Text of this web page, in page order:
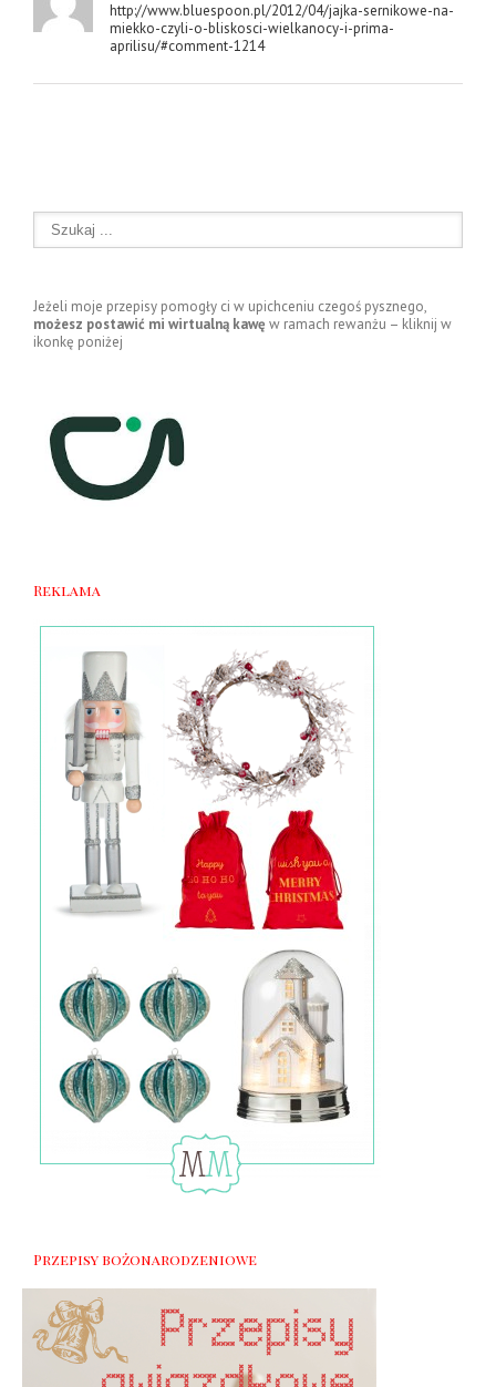
http://www.bluespoon.pl/2012/04/jajka-sernikowe-na-
miekko-czyli-o-bliskosci-wielkanocy-i-prima-
aprilisu/#comment-1214
Jeżeli moje przepisy pomogły ci w upichceniu czegoś pysznego,
możesz postawić mi wirtualną kawę w ramach rewanżu – kliknij w
ikonkę poniżej
Reklama
Przepisy bożonarodzeniowe